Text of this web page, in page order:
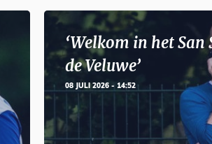
‘Welkom in het San
de Veluwe’
08 JULI 2026 - 14:52